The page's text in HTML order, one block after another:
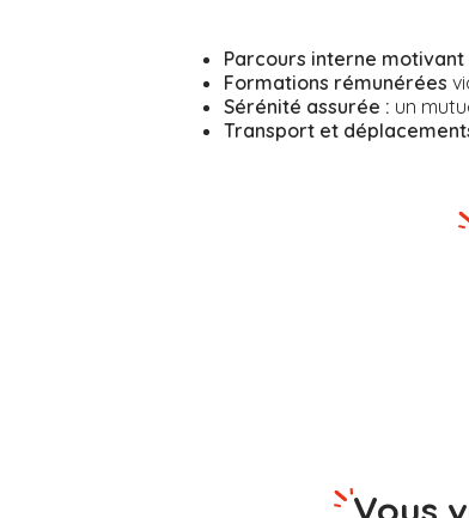
Parcours interne motivant
Formations rémunérées
Sérénité assurée : un
Transport et